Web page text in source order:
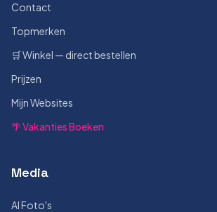
Contact
Topmerken
🛒 Winkel — direct bestellen
Prijzen
Mijn Websites
🌴 Vakanties Boeken
Media
AI Foto's